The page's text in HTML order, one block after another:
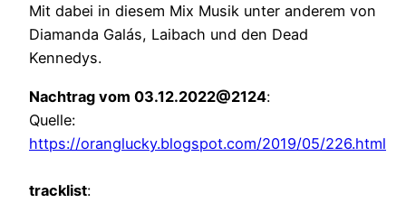
Mit dabei in diesem Mix Musik unter anderem von
Diamanda Galás, Laibach und den Dead
Kennedys.
Nachtrag vom 03.12.2022@2124:
Quelle:
https://oranglucky.blogspot.com/2019/05/226.html
tracklist: